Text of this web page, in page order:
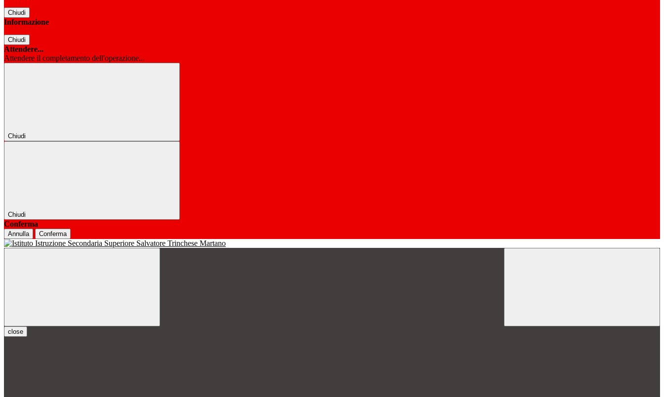
Chiudi
Informazione
Chiudi
Attendere...
Attendere il completamento dell'operazione...
Chiudi
Chiudi
Conferma
Annulla Conferma
close